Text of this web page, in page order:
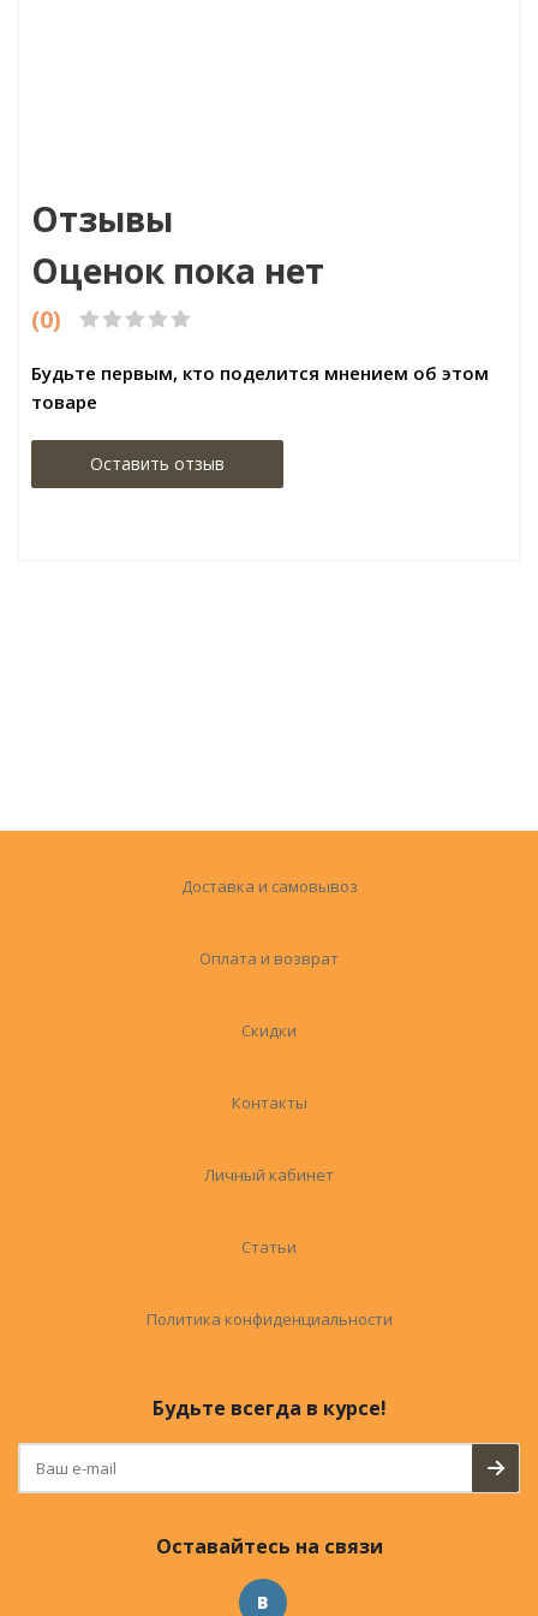
Отзывы
Оценок пока нет
(0)
Будьте первым, кто поделится мнением об этом
товаре
Оставить отзыв
Доставка и самовывоз
Оплата и возврат
Скидки
Контакты
Личный кабинет
Статьи
Политика конфиденциальности
Будьте всегда в курсе!
Оставайтесь на связи